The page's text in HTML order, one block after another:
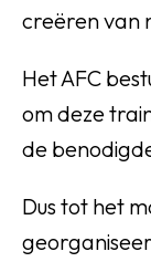
creëren van
Het AFC
om deze
de
Dus tot het